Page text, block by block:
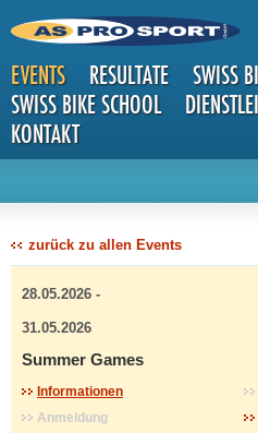
EVENTS RESULTATE
SWISS
SWISS BIKE SCHOOL
KONTAKT
zurück zu allen Events
28.05.2026 -
31.05.2026
Summer Games
Informationen
Anmeldung